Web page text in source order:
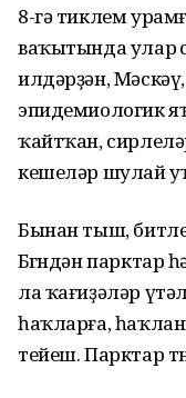
8-гә тиклем
ваҡытында улар
илдәрҙән,
эпидемиологик
ҡайтҡан,
кешеләр шулай
Бынан тыш,
Бөгөндән
ла ҡағиҙәләр
һаҡларға,
тейеш. Парктар